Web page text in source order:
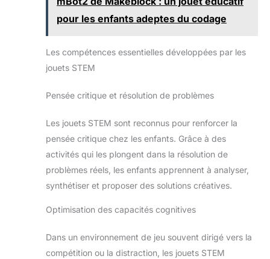
pour les enfants adeptes du codage
Les compétences essentielles développées par les
jouets STEM
Pensée critique et résolution de problèmes
Les jouets STEM sont reconnus pour renforcer la
pensée critique chez les enfants. Grâce à des
activités qui les plongent dans la résolution de
problèmes réels, les enfants apprennent à analyser,
synthétiser et proposer des solutions créatives.
Optimisation des capacités cognitives
Dans un environnement de jeu souvent dirigé vers la
compétition ou la distraction, les jouets STEM